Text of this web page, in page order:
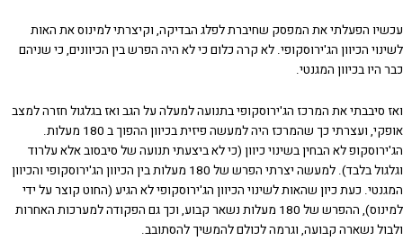
עכשיו הפעלתי את המפסק שחיברת לפלג הבדיקה, וקיצרתי למינוס את האות
לשינוי הכיוון הג'ירוסקופי. לא קרה כלום כי לא היה הפרש בין הכיוונים, כי שניהם
כבר היו בכיוון המגנטי.
ואז סיבבתי את המרכז הג'ירוסקופי בתנועה למעלה על הגב ואז בגלגול חזרה למצב
אופקי, ועצרתי כך שהמרכז היה למעשה פיזית בכיוון ההפוך ב 180 מעלות.
הג'ירוסקופ לא הבחין בשינוי כיוון (כי לא ביצעתי תנועה של סיבסוב אלא עלרוד
וגלגול בלבד). למעשה יצרתי הפרש של 180 מעלות בין הכיוון הג'ירוסקופי והכיוון
המגנטי. כעת כיון שהאות לשינוי הכיוון הג'ירוסקופי לא הגיע (החוט קוצר על ידי
למינוס), ההפרש של 180 מעלות נשאר קבוע, וכך גם הפקודה למערכות האחרות
ולבול נשארה קבועה, וגרמה לכולם להמשיך להסתובב.